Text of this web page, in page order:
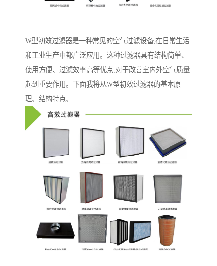
W型初效过滤器是一种常见的空气过滤设备,在日常生活
和工业生产中都广泛应用。这种过滤器具有结构简单、
使用方便、过滤效率高等优点,对于改善室内外空气质量
起到重要作用。下面我将从W型初效过滤器的基本原
理、结构特点、